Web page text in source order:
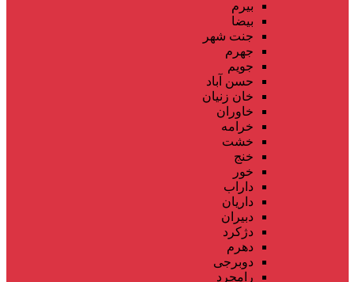
بیرم
بیضا
جنت شهر
جهرم
جویم
حسن آباد
خان زنیان
خاوران
خرامه
خشت
خنج
خور
داراب
داریان
دبیران
دژکرد
دهرم
دوبرجی
رامجرد